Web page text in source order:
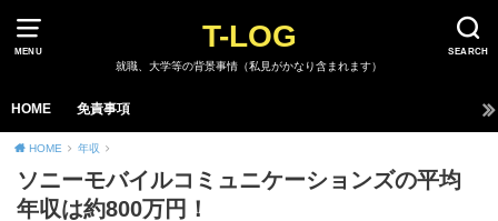
MENU SEARCH
T-LOG
就職、大学等の背景事情（私見がかなり含まれます）
HOME 免責事項
HOME 年収
ソニーモバイルコミュニケーションズの平均
年収は約800万円！